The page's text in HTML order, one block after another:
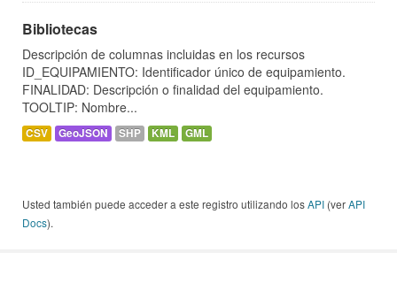
Bibliotecas
Descripción de columnas incluidas en los recursos
ID_EQUIPAMIENTO: Identificador único de equipamiento.
FINALIDAD: Descripción o finalidad del equipamiento.
TOOLTIP: Nombre...
CSV GeoJSON SHP KML GML
Usted también puede acceder a este registro utilizando losAPI (verAPI
Docs).